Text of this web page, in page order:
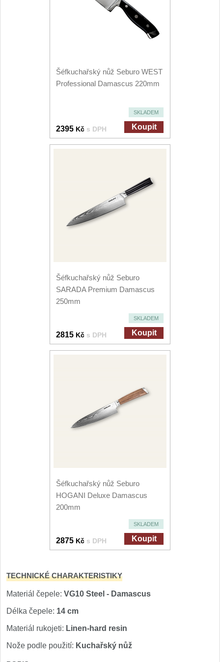
Šéfkuchařský nůž Seburo WEST
Professional Damascus 220mm
SKLADEM
2395 Kč s DPH Koupit
Šéfkuchařský nůž Seburo
SARADA Premium Damascus
250mm
SKLADEM
2815 Kč s DPH Koupit
Šéfkuchařský nůž Seburo
HOGANI Deluxe Damascus
200mm
SKLADEM
2875 Kč s DPH Koupit
TECHNICKÉ CHARAKTERISTIKY
Materiál čepele: VG10 Steel - Damascus
Délka čepele: 14 cm
Materiál rukojeti: Linen-hard resin
Nože podle použití: Kuchařský nůž